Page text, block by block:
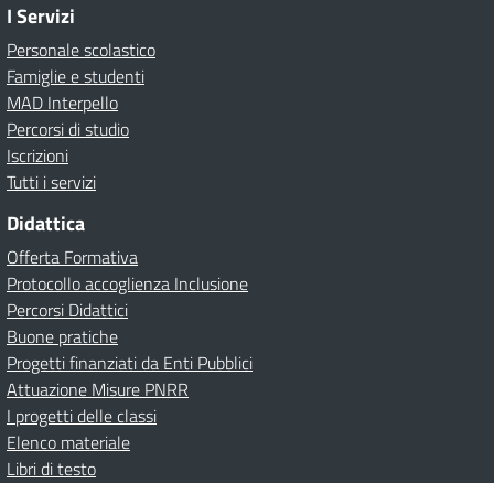
I Servizi
Personale scolastico
Famiglie e studenti
MAD Interpello
Percorsi di studio
Iscrizioni
Tutti i servizi
Didattica
Offerta Formativa
Protocollo accoglienza Inclusione
Percorsi Didattici
Buone pratiche
Progetti finanziati da Enti Pubblici
Attuazione Misure PNRR
I progetti delle classi
Elenco materiale
Libri di testo